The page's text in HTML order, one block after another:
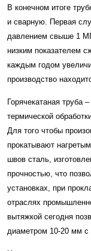
В конечном итоге
и сварную. Первая
давлением свыше 1
низким показателем
каждым годом
производство
Горячекатаная труба
термической
Для того чтобы
прокатывают
швов сталь,
прочностью, что
установках, при
отраслях
вытяжкой сегодня
диаметром 10-20 мм с